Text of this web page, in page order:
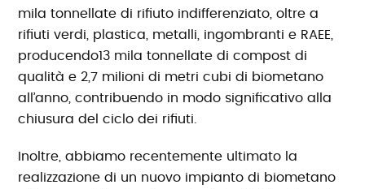
mila tonnellate di rifiuto indifferenziato, oltre a
rifiuti verdi, plastica, metalli, ingombranti e RAEE,
producendo13 mila tonnellate di compost di
qualità e 2,7 milioni di metri cubi di biometano
all’anno, contribuendo in modo significativo alla
chiusura del ciclo dei rifiuti.
Inoltre, abbiamo recentemente ultimato la
realizzazione di un nuovo impianto di biometano